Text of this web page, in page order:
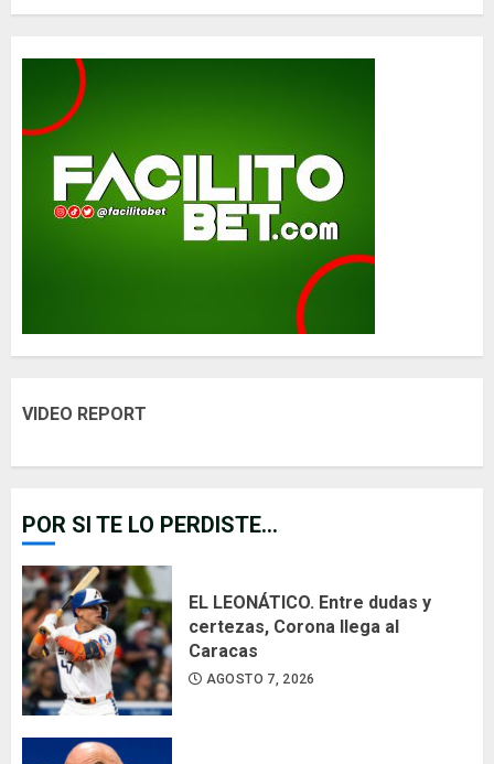
VIDEO REPORT
POR SI TE LO PERDISTE...
EL LEONÁTICO. Entre dudas y
certezas, Corona llega al
Caracas
AGOSTO 7, 2026